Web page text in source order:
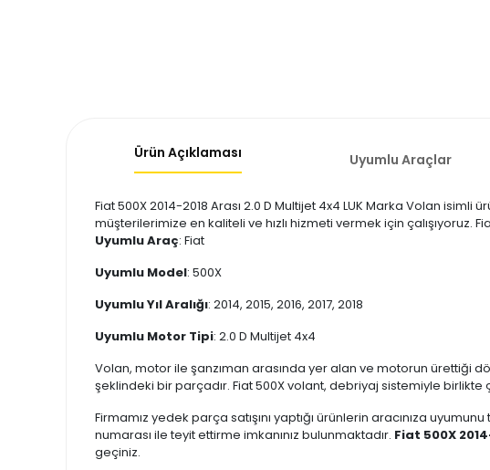
Ürün Açıklaması Uyumlu Araçlar
Fiat 500X 2014-2018 Arası 2.0 D Multijet 4x4 LUK Marka Volan isimli
müşterilerimize en kaliteli ve hızlı hizmeti vermek için çalışıyoruz.
Uyumlu Araç: Fiat
Uyumlu Model: 500X
Uyumlu Yıl Aralığı: 2014, 2015, 2016, 2017, 2018
Uyumlu Motor Tipi: 2.0 D Multijet 4x4
Volan, motor ile şanzıman arasında yer alan ve motorun ürettiği
şeklindeki bir parçadır. Fiat 500X volant, debriyaj sistemiyle birlikte
Firmamız yedek parça satışını yaptığı ürünlerin aracınıza
numarası ile teyit ettirme imkanınız bulunmaktadır. Fiat 500X
geçiniz.